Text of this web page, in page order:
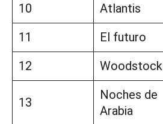
10
Atlantis
11
El futuro
12
Woodstock
13
Noches de
Arabia